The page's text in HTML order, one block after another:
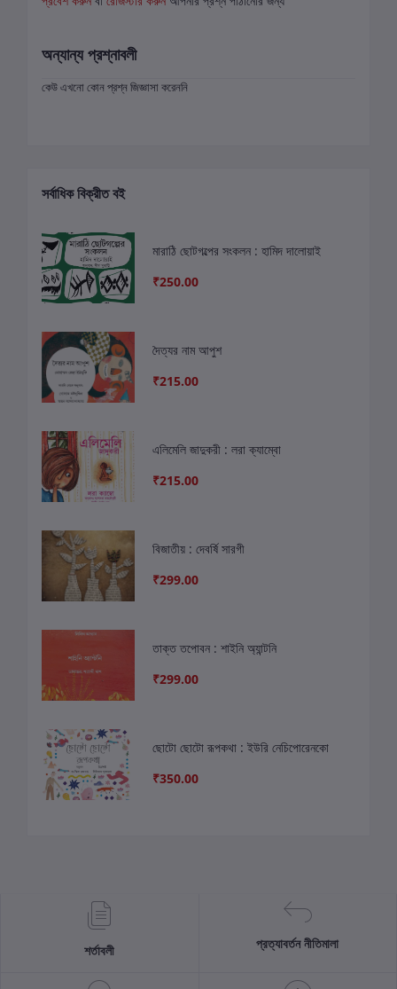
অন্যান্য প্রশ্নাবলী
কেউ এখনো কোন প্রশ্ন জিজ্ঞাসা করেননি
সর্বাধিক বিক্রীত বই
মারাঠি ছোটগল্পের সংকলন : হামিদ দালোয়াই
₹250.00
দৈত্যর নাম আপুশ
₹215.00
এলিমেলি জাদুকরী : লরা ক্যাম্বো
₹215.00
বিজাতীয় : দেবর্ষি সারগী
₹299.00
তাক্ত তপোবন : শাইনি অ্যান্টনি
₹299.00
ছোটো ছোটো রূপকথা : ইউরি নেচিপোরেনকো
₹350.00
শর্তাবলী প্রত্যাবর্তন নীতিমালা